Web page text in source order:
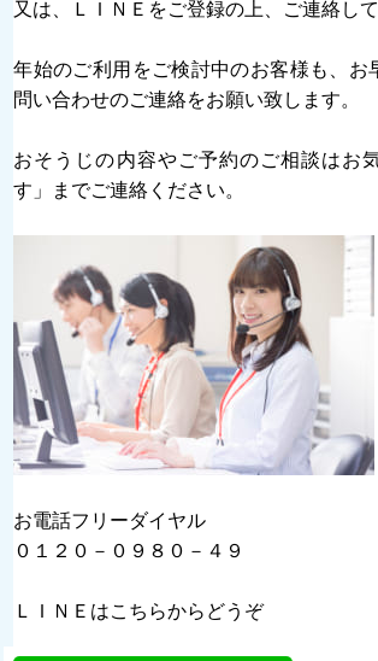
又は、ＬＩＮＥをご登録の上、ご連絡して
年始のご利用をご検討中のお客様も、お
問い合わせのご連絡をお願い致します。
おそうじの内容やご予約のご相談はお
す」までご連絡ください。
お電話フリーダイヤル
０１２０－０９８０－４９
ＬＩＮＥはこちらからどうぞ